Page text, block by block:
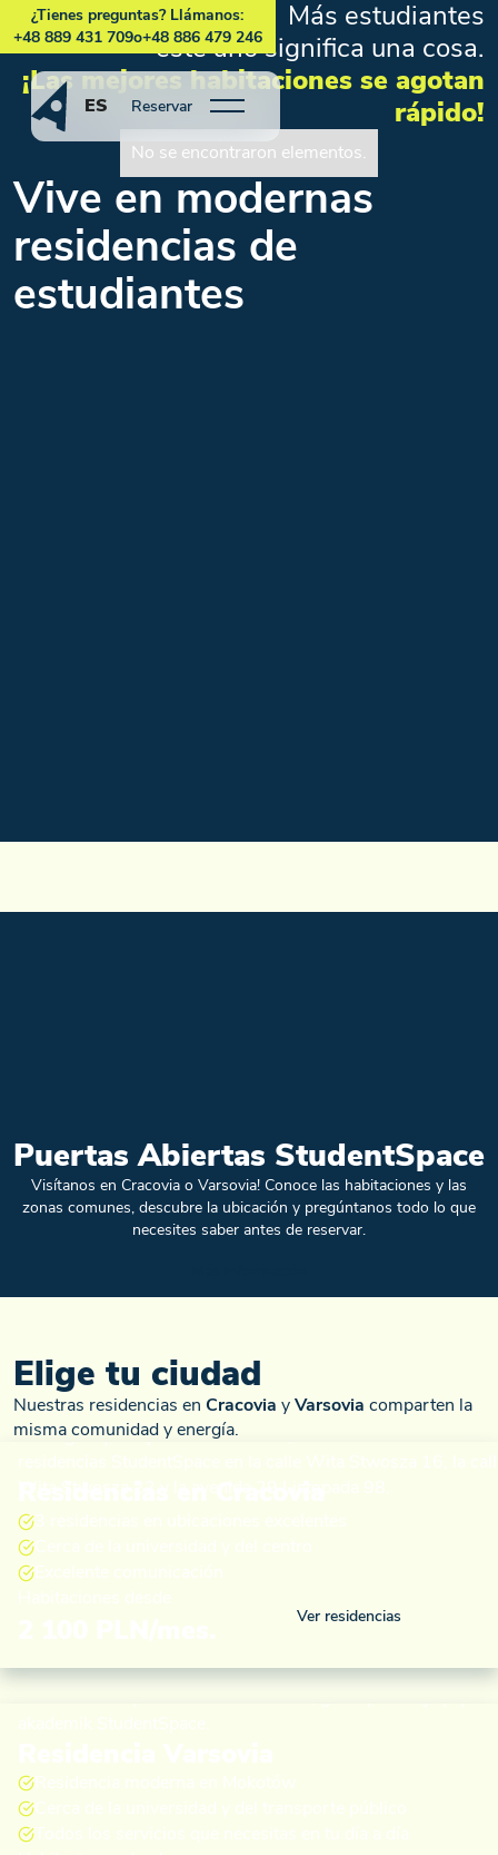
¿Tienes preguntas? Llámanos:
+48 889 431 709o+48 886 479 246
ES Reservar
Más estudiantes
este año significa una cosa.
¡Las mejores habitaciones se agotan
rápido!
No se encontraron elementos.
Vive en modernas
residencias de
estudiantes
Puertas Abiertas StudentSpace
Visítanos en Cracovia o Varsovia! Conoce las habitaciones y las
zonas comunes, descubre la ubicación y pregúntanos todo lo que
necesites saber antes de reservar.
Elige tu ciudad
Nuestras residencias en Cracovia yVarsovia comparten la
misma comunidad y energía.
Ver residencias